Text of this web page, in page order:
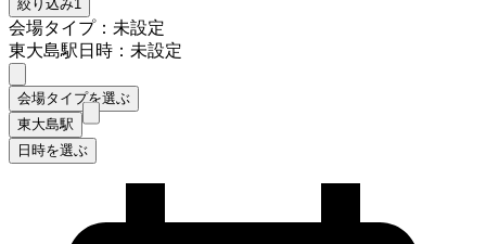
絞り込み1
会場タイプ：未設定
東大島駅日時：未設定
会場タイプを選ぶ
東大島駅
日時を選ぶ